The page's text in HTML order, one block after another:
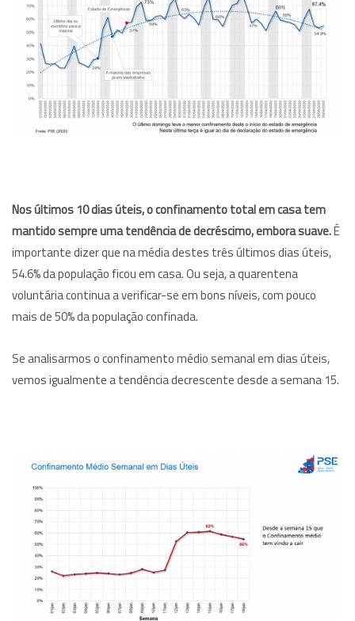
Nos últimos 10 dias úteis, o confinamento total em casa tem
mantido sempre uma tendência de decréscimo, embora suave.É
importante dizer que na média destes três últimos dias úteis,
54.6% da população ficou em casa. Ou seja, a quarentena
voluntária continua a verificar-se em bons níveis, com pouco
mais de 50% da população confinada.
Se analisarmos o confinamento médio semanal em dias úteis,
vemos igualmente a tendência decrescente desde a semana 15.